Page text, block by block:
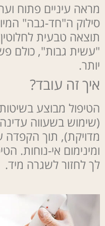
מראה עיניים פתוח
סילוק ה"חד-גבה"
תוצאה טבעית
"עשית גבות", כולם
יותר.
איך זה עובד?
הטיפול מבוצע
(שימוש בשעווה
מדויקת), תוך הקפדה
ומינימום אי-נוחות.
לך לחזור לשגרה מיד.